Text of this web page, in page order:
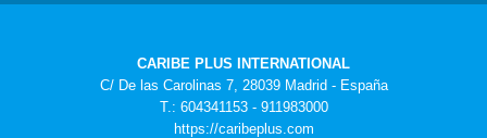
CARIBE PLUS INTERNATIONAL
C/ De las Carolinas 7, 28039 Madrid - España
T.: 604341153 - 911983000
https://caribeplus.com